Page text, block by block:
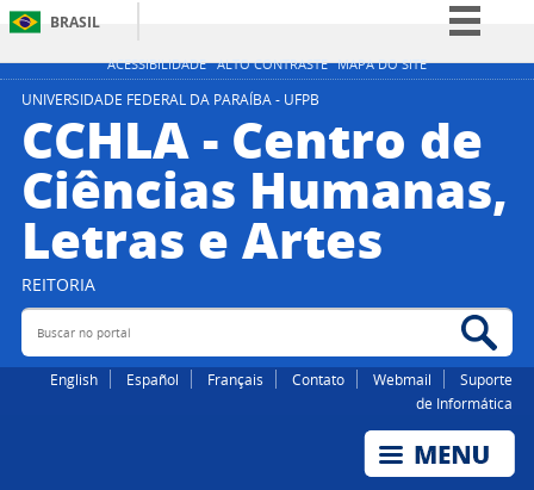
ACESSIBILIDADE ALTO CONTRASTE MAPA DO SITE
BRASIL
Simplifique!
Participe
Legislação
Canais
UNIVERSIDADE FEDERAL DA PARAÍBA - UFPB
CCHLA - Centro de
Ciências Humanas,
Letras e Artes
REITORIA
Buscar no portal
English Español Français Contato Webmail
Suporte
de Informática